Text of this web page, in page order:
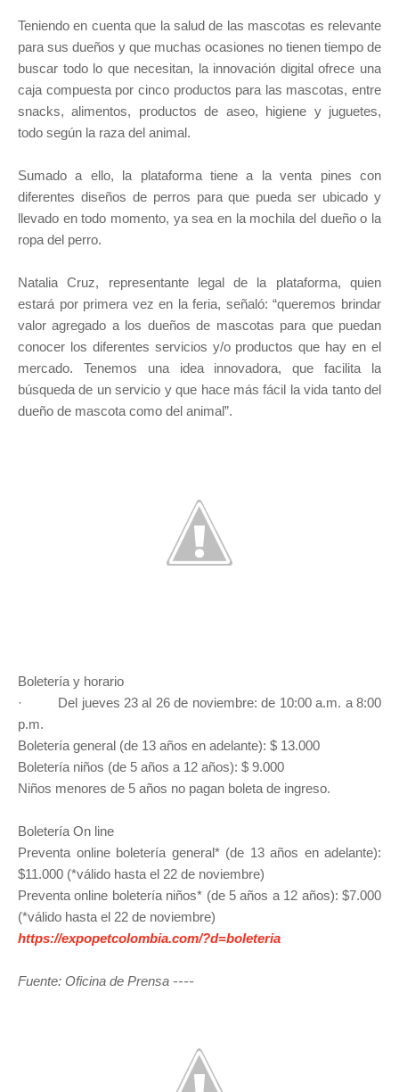
Teniendo en cuenta que la salud de las mascotas es relevante
para sus dueños y que muchas ocasiones no tienen tiempo de
buscar todo lo que necesitan, la innovación digital ofrece una
caja compuesta por cinco productos para las mascotas, entre
snacks, alimentos, productos de aseo, higiene y juguetes,
todo según la raza del animal.
Sumado a ello, la plataforma tiene a la venta pines con
diferentes diseños de perros para que pueda ser ubicado y
llevado en todo momento, ya sea en la mochila del dueño o la
ropa del perro.
Natalia Cruz, representante legal de la plataforma, quien
estará por primera vez en la feria, señaló: “queremos brindar
valor agregado a los dueños de mascotas para que puedan
conocer los diferentes servicios y/o productos que hay en el
mercado. Tenemos una idea innovadora, que facilita la
búsqueda de un servicio y que hace más fácil la vida tanto del
dueño de mascota como del animal”.
Boletería y horario
· Del jueves 23 al 26 de noviembre: de 10:00 a.m. a 8:00
p.m.
Boletería general (de 13 años en adelante): $ 13.000
Boletería niños (de 5 años a 12 años): $ 9.000
Niños menores de 5 años no pagan boleta de ingreso.
Boletería On line
Preventa online boletería general* (de 13 años en adelante):
$11.000 (*válido hasta el 22 de noviembre)
Preventa online boletería niños* (de 5 años a 12 años): $7.000
(*válido hasta el 22 de noviembre)
https://expopetcolombia.com/?d=boleteria
Fuente: Oficina de Prensa ----